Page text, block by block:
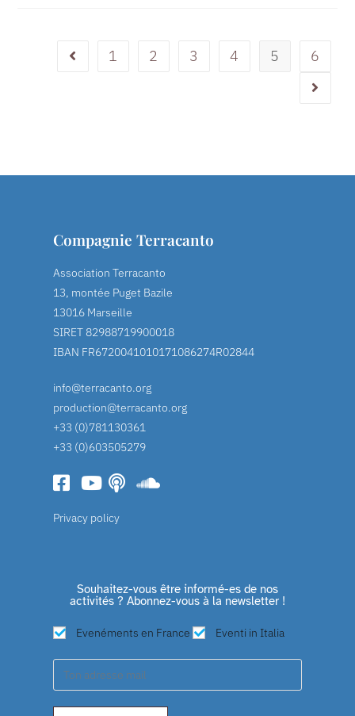
1 2 3 4 5 6
Compagnie Terracanto
Association Terracanto
13, montée Puget Bazile
13016 Marseille
SIRET 82988719900018
IBAN FR6720041010171086274R02844
info@terracanto.org
production@terracanto.org
+33 (0)781130361
+33 (0)603505279
Privacy policy
Souhaitez-vous être informé-es de nos
activités ? Abonnez-vous à la newsletter !
Evenéments en France Eventi in Italia